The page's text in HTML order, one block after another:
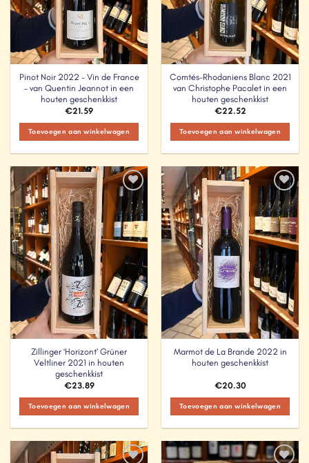
Pinot Noir 2022 – Vin de France
– van Quentin Jeannot in een
houten geschenkkist
€21.59
Toevoegen aan winkelwagen
Comtés-Rhodaniens Blanc 2021
van Christophe Pacalet in een
houten geschenkkist
€22.52
Toevoegen aan winkelwagen
Add to
Wishlist
Zillinger ‘Horizont’ Grüner
Veltliner 2021 in houten
geschenkkist
€23.89
Toevoegen aan winkelwagen
Add to
Wishlist
Marmot de La Brande 2022 in
houten geschenkkist
€20.30
Toevoegen aan winkelwagen